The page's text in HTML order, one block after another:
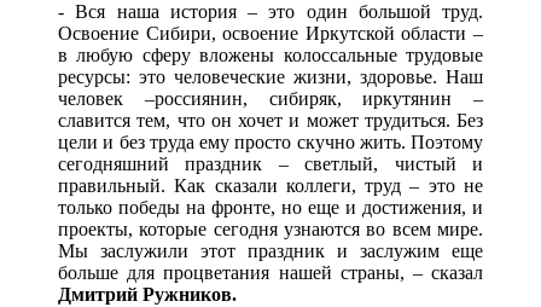
- Вся наша история – это один большой труд.
Освоение Сибири, освоение Иркутской области –
в любую сферу вложены колоссальные трудовые
ресурсы: это человеческие жизни, здоровье. Наш
человек –россиянин, сибиряк, иркутянин –
славится тем, что он хочет и может трудиться. Без
цели и без труда ему просто скучно жить. Поэтому
сегодняшний праздник – светлый, чистый и
правильный. Как сказали коллеги, труд – это не
только победы на фронте, но еще и достижения, и
проекты, которые сегодня узнаются во всем мире.
Мы заслужили этот праздник и заслужим еще
больше для процветания нашей страны, – сказал
Дмитрий Ружников.